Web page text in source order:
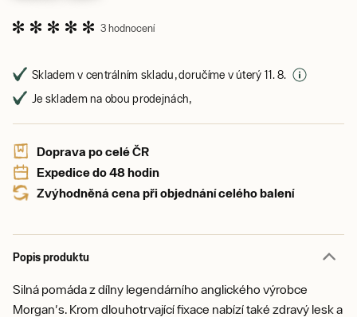
3 hodnocení
Skladem v centrálním skladu, doručíme v úterý 11. 8.
Je skladem na obou prodejnách,
Doprava po celé ČR
Expedice do 48 hodin
Zvýhodněná cena při objednání celého balení
Popis produktu
Silná pomáda z dílny legendárního anglického výrobce
Morgan's. Krom dlouhotrvající fixace nabízí také zdravý lesk a